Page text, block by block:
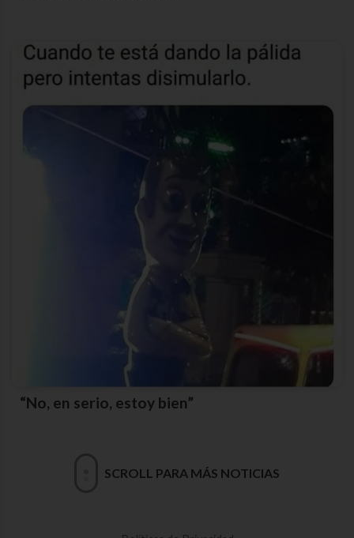
“No, en serio, estoy bien”
SCROLL PARA MÁS NOTICIAS